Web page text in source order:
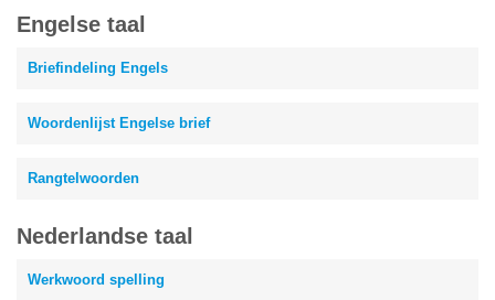
Engelse taal
Briefindeling Engels
Woordenlijst Engelse brief
Rangtelwoorden
Nederlandse taal
Werkwoord spelling